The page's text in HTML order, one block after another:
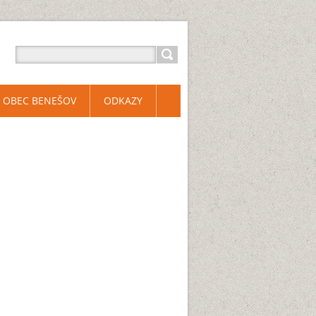
OBEC BENEŠOV ODKAZY